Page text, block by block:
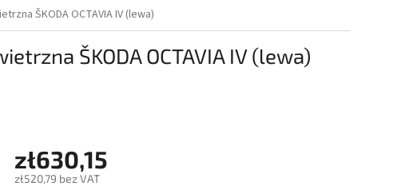
ŠKODA OCTAVIA IV (lewa)
ŠKODA OCTAVIA IV (lewa)
zł630,15
zł520,79 bez VAT